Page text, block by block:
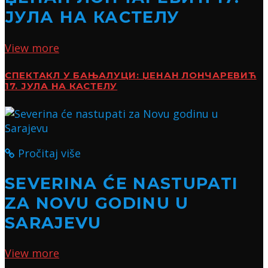
ЈУЛА НА КАСТЕЛУ
View more
СПЕКТАКЛ У БАЊАЛУЦИ: ЏЕНАН ЛОНЧАРЕВИЋ
17. ЈУЛА НА КАСТЕЛУ
Pročitaj više
SEVERINA ĆE NASTUPATI
ZA NOVU GODINU U
SARAJEVU
View more